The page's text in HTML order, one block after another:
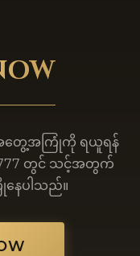
အတွေ့အကြုံကို ရယူရန်
တွင် သင့်အတွက်
နေပါသည်။